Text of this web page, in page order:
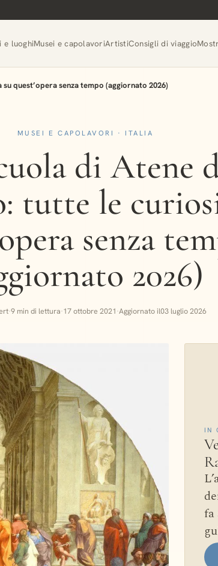
e luoghiMusei e capolavoriArtistiConsigli di viaggio
quest’opera senza tempo (aggiornato 2026)
MUSEI E CAPOLAVORI · ITALIA
di Atene
tutte le
senza
2026)
·9 min di lettura·17 ottobre 2021·Aggiornato il03 luglio 2026
IN
fa